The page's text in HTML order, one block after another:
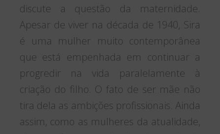
discute a questão da maternidade.
Apesar de viver na década de 1940, Sira
é uma mulher muito contemporânea
que está empenhada em continuar a
progredir na vida paralelamente à
criação do filho. O fato de ser mãe não
tira dela as ambições profissionais. Ainda
assim, como as mulheres da atualidade,